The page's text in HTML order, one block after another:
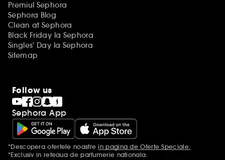
Premiul Sephora
Sephora Blog
Clean at Sephora
Black Friday la Sephora
Singles' Day la Sephora
Sitemap
Follow us
Sephora App
Mentiuni aditionale
*Descopera ofertele noastrein pagina de Oferte Speciale.
*Exclusiv in reteaua de parfumerie nationala.